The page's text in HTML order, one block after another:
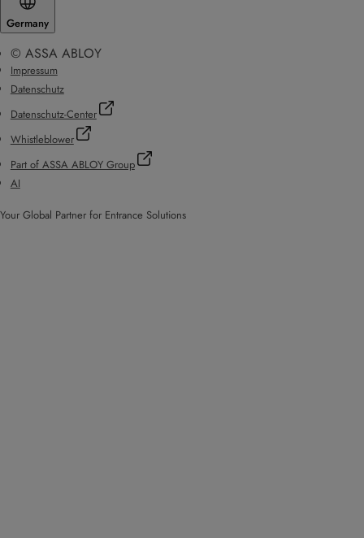
Germany
© ASSA ABLOY
Impressum
Datenschutz
Datenschutz-Center
Whistleblower
Part of ASSA ABLOY Group
AI
Your Global Partner for Entrance Solutions